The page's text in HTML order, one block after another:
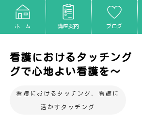
ホーム 講座案内 ブログ
看護におけるタッチング
グで心地よい看護を～
看護におけるタッチング , 看護に
活かすタッチング